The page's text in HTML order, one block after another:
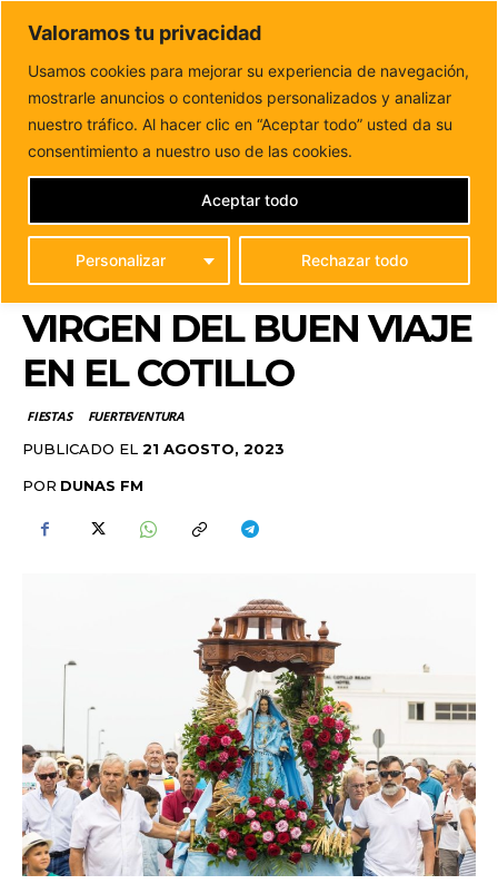
Valoramos tu privacidad
Usamos cookies para mejorar su experiencia de navegación,
mostrarle anuncios o contenidos personalizados y analizar
nuestro tráfico. Al hacer clic en “Aceptar todo” usted da su
consentimiento a nuestro uso de las cookies.
Personalizar Rechazar todo
Aceptar todo
DUNAS FM
Tu informacion de forma cercana
Inicio FIESTAS
Unidos en Devoción y Tradición en la
Procesión Terrestre-Marítima de la Virgen...
UNIDOS EN DEVOCIÓN Y
TRADICIÓN EN LA
PROCESIÓN TERRESTRE-
MARÍTIMA DE LA
VIRGEN DEL BUEN VIAJE
EN EL COTILLO
FIESTAS FUERTEVENTURA
PUBLICADO EL 21 AGOSTO, 2023
POR DUNAS FM